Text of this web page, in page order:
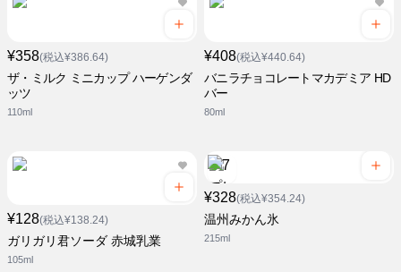
¥358(税込¥386.64)
ザ・ミルク ミニカップ ハーゲンダ
ッツ
110ml
¥408(税込¥440.64)
バニラチョコレートマカデミア HD
バー
80ml
¥128(税込¥138.24)
ガリガリ君ソーダ 赤城乳業
105ml
¥328(税込¥354.24)
温州みかん氷
215ml